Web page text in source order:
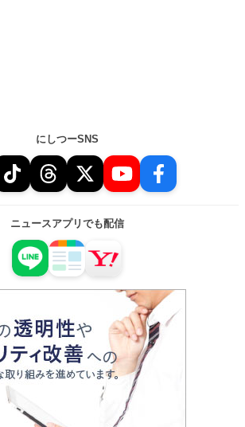
にしつーSNS
ニュースアプリでも配信